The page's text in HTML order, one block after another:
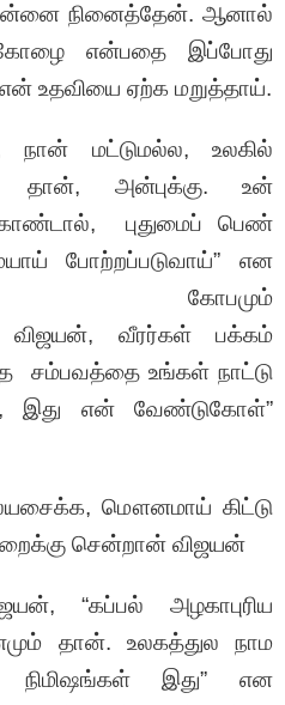
நினைத்தேன். ஆனால்
கோழை என்பதை இப்போது
உதவியை ஏற்க மறுத்தாய்.
நான் மட்டுமல்ல, உலகில்
தான், அன்புக்கு. உன்
புதுமைப் பெண்
போற்றப்படுவாய்” என
கோபமும்
விஜயன், வீரர்கள் பக்கம்
சம்பவத்தை உங்கள் நாட்டு
இது என் வேண்டுகோள்”
மௌனமாய் கிட்டு
சென்றான் விஜயன்
“கப்பல் அழகாபுரிய
தான். உலகத்துல நாம
இது” என